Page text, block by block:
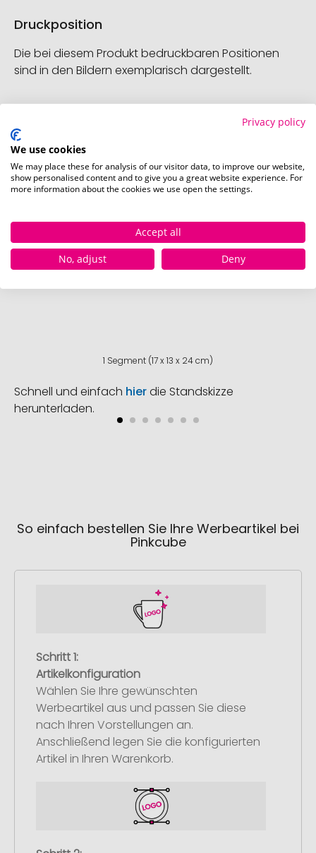
Druckposition
Die bei diesem Produkt bedruckbaren Positionen
sind in den Bildern exemplarisch dargestellt.
1 Segment (17 x 13 x 24 cm)
Schnell und einfach hierdie Standskizze
herunterladen.
So einfach bestellen Sie Ihre Werbeartikel bei
Pinkcube
Schritt 1:
Artikelkonfiguration
Wählen Sie Ihre gewünschten
Werbeartikel aus und passen Sie diese
nach Ihren Vorstellungen an.
Anschließend legen Sie die konfigurierten
Artikel in Ihren Warenkorb.
Privacy policy
We use cookies
We may place these for analysis of our visitor data, to improve our website,
show personalised content and to give you a great website experience. For
more information about the cookies we use open the settings.
Accept all
No, adjust
Deny